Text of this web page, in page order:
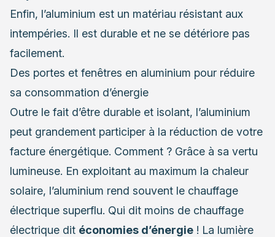
Enfin, l’aluminium est un matériau résistant aux
intempéries. Il est durable et ne se détériore pas
facilement.
Des portes et fenêtres en aluminium pour réduire
sa consommation d’énergie
Outre le fait d’être durable et isolant, l’aluminium
peut grandement participer à la réduction de votre
facture énergétique. Comment ? Grâce à sa vertu
lumineuse. En exploitant au maximum la chaleur
solaire, l’aluminium rend souvent le chauffage
électrique superflu. Qui dit moins de chauffage
électrique dit économies d’énergie ! La lumière